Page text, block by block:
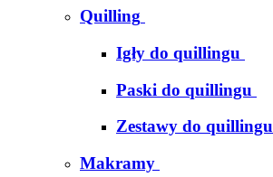
Quilling
Igły do quillingu
Paski do quillingu
Zestawy do quillingu
Makramy